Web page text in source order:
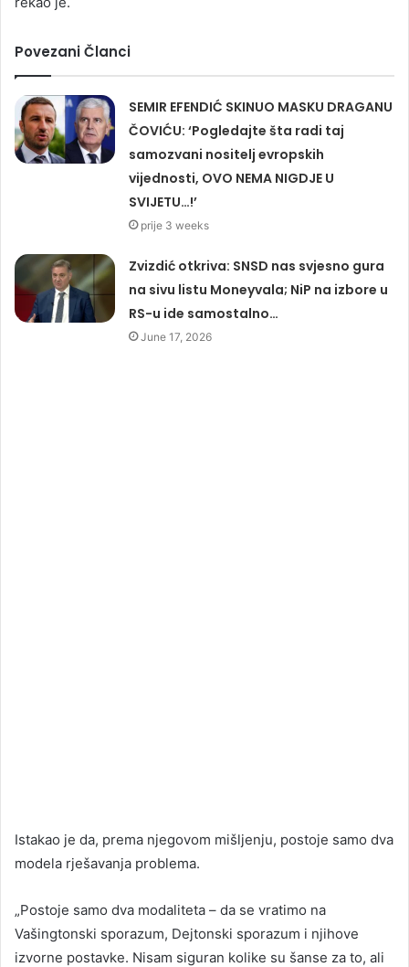
Povezani Članci
SEMIR EFENDIĆ SKINUO MASKU DRAGANU
ČOVIĆU: ‘Pogledajte šta radi taj
samozvani nositelj evropskih
vijednosti, OVO NEMA NIGDJE U
SVIJETU…!’
prije 3 weeks
Zvizdić otkriva: SNSD nas svjesno gura
na sivu listu Moneyvala; NiP na izbore u
RS-u ide samostalno…
June 17, 2026
Istakao je da, prema njegovom mišljenju, postoje samo dva
modela rješavanja problema.
„Postoje samo dva modaliteta – da se vratimo na
Vašingtonski sporazum, Dejtonski sporazum i njihove
izvorne postavke. Nisam siguran kolike su šanse za to, ali